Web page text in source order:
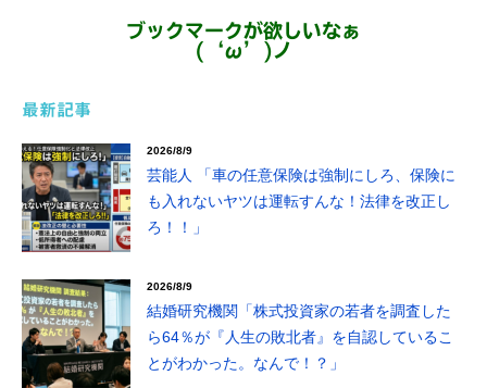
ブックマークが欲しいなぁ
(‘ω’)ノ
最新記事
2026/8/9
芸能人 「車の任意保険は強制にしろ、保険に
も入れないヤツは運転すんな！法律を改正し
ろ！！」
2026/8/9
結婚研究機関「株式投資家の若者を調査した
ら64％が『人生の敗北者』を自認しているこ
とがわかった。なんで！？」